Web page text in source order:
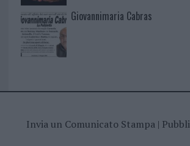
Giovannimaria Cabras
Invia un Comunicato Stampa|